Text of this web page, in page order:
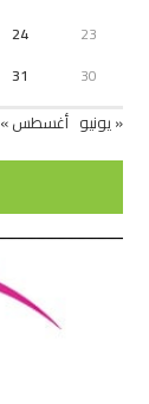
23
24
30
31
« يونيو أغسطس »